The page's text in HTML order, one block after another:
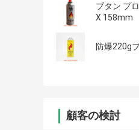
ブタン プ
X 158mm
防爆220g
顧客の検討